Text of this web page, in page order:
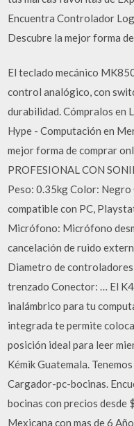
Encuentra Controlador
Descubre la mejor forma
El teclado mecánico
control analógico, con
durabilidad. Cómpralos en
Hype - Computación en
mejor forma de comprar
PROFESIONAL CON
Peso: 0.35kg Color:
compatible con PC,
Micrófono: Micrófono
cancelación de ruido
Diametro de
trenzado Conector: … El
inalámbrico para tu
integrada te permite
posición ideal para leer
Kémik Guatemala.
Cargador-pc-bocinas.
bocinas con precios desde
Mexicana con mas de 6